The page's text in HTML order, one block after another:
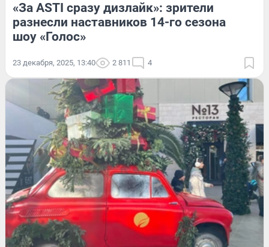
«За ASTI сразу дизлайк»: зрители
разнесли наставников 14-го сезона
шоу «Голос»
23 декабря, 2025, 13:40 2 811 4